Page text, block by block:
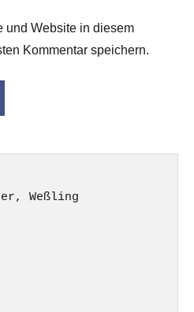
und Website in diesem
Kommentar speichern.